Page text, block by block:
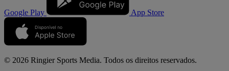
Google Play App Store
© 2026 Ringier Sports Media. Todos os direitos reservados.